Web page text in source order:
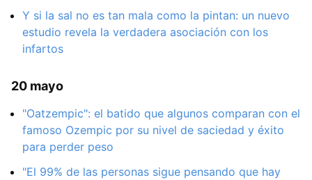
Y si la sal no es tan mala como la pintan: un nuevo
estudio revela la verdadera asociación con los
infartos
20 mayo
"Oatzempic": el batido que algunos comparan con el
famoso Ozempic por su nivel de saciedad y éxito
para perder peso
"El 99% de las personas sigue pensando que hay